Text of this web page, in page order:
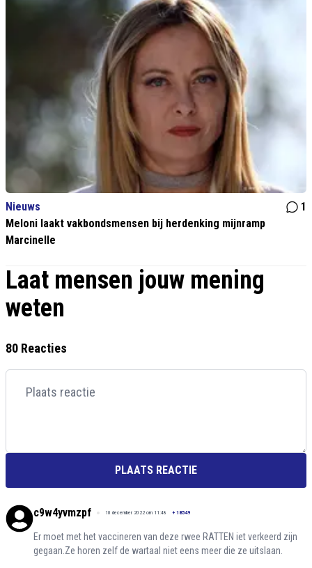
Nieuws
1
Meloni laakt vakbondsmensen bij herdenking mijnramp
Marcinelle
Laat mensen jouw mening
weten
80 Reacties
PLAATS REACTIE
c9w4yvmzpf 10 december 2022 om 11:48 + 18549
Er moet met het vaccineren van deze rwee RATTEN iet verkeerd zijn
gegaan.Ze horen zelf de wartaal niet eens meer die ze uitslaan.